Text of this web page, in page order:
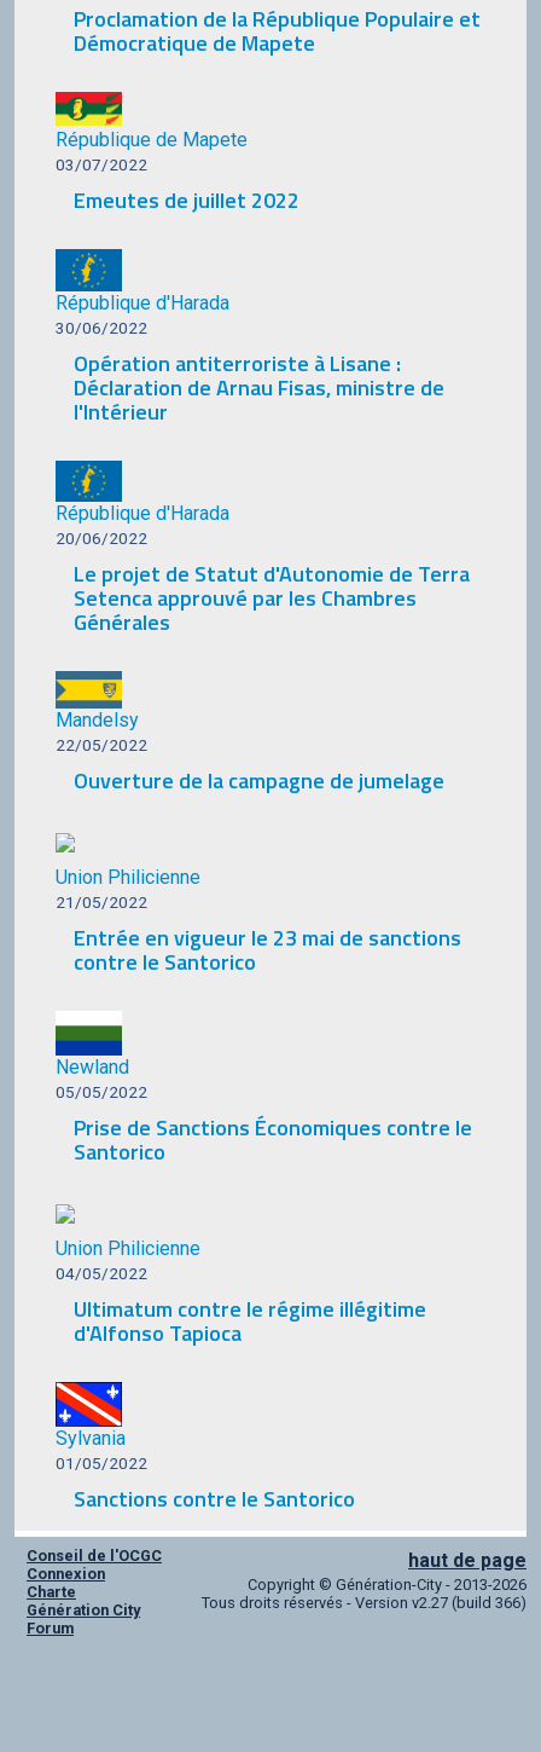
Proclamation de la République Populaire et
Démocratique de Mapete
République de Mapete
03/07/2022
Emeutes de juillet 2022
République d'Harada
30/06/2022
Opération antiterroriste à Lisane :
Déclaration de Arnau Fisas, ministre de
l'Intérieur
République d'Harada
20/06/2022
Le projet de Statut d'Autonomie de Terra
Setenca approuvé par les Chambres
Générales
Mandelsy
22/05/2022
Ouverture de la campagne de jumelage
Union Philicienne
21/05/2022
Entrée en vigueur le 23 mai de sanctions
contre le Santorico
Newland
05/05/2022
Prise de Sanctions Économiques contre le
Santorico
Union Philicienne
04/05/2022
Ultimatum contre le régime illégitime
d'Alfonso Tapioca
Sylvania
01/05/2022
Sanctions contre le Santorico
haut de page
Conseil de l'OCGC
Connexion
Charte
Génération City
Forum
Copyright © Génération-City - 2013-2026
Tous droits réservés - Version v2.27 (build 366)